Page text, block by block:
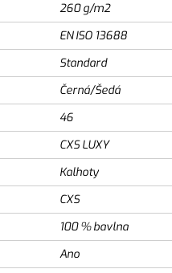
260 g/m2
EN ISO 13688
Standard
Černá/Šedá
46
CXS LUXY
Kalhoty
CXS
100 % bavlna
Ano